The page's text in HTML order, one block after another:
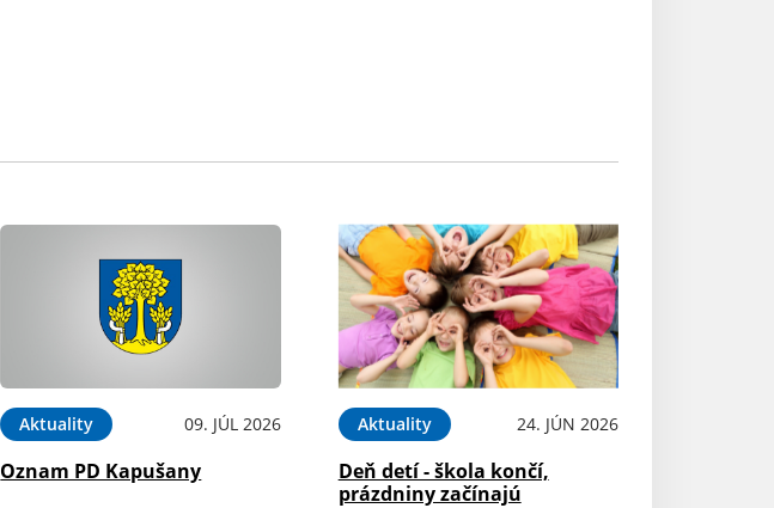
Aktuality 09. JÚL 2026
Oznam PD Kapušany
Aktuality 24. JÚN 2026
Deň detí - škola končí,
prázdniny začínajú